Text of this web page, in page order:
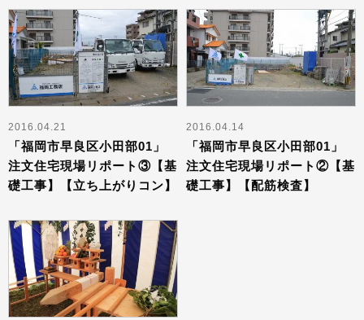
2016.04.21
「福岡市早良区小田部01」
注文住宅現場リポート③【基
礎工事】【立ち上がりコン】
2016.04.14
「福岡市早良区小田部01」
注文住宅現場リポート②【基
礎工事】【配筋検査】